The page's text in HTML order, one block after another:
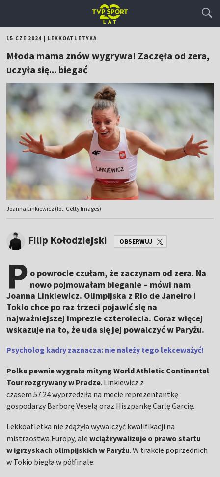
15 CZE 2024 LEKKOATLETYKA
Młoda mama znów wygrywa! Zaczęła od zera,
uczyła się... biegać
Joanna Linkiewicz (fot. Getty Images)
Filip Kołodziejski OBSERWUJ
P o powrocie czułam, że zaczynam od zera. Na
nowo pojmowałam bieganie – mówi nam
Joanna Linkiewicz. Olimpijska z Rio de Janeiro i
Tokio chce po raz trzeci pojawić się na
najważniejszej imprezie czterolecia. Coraz więcej
wskazuje na to, że uda się jej powalczyć w Paryżu.
Psycholog kadry zaznacza: nie należy tego lekceważyć!
Polka pewnie wygrała mityng World Athletic Continental
Tour rozgrywany w Pradze. Linkiewicz z
czasem 57.24 wyprzedziła na mecie reprezentantkę
gospodarzy Barborę Veselą oraz Hiszpankę Carlę Garcię.
Lekkoatletka nie zdążyła wywalczyć kwalifikacji na
mistrzostwa Europy, alewciąż rywalizuje o prawo startu
w igrzyskach olimpijskich w Paryżu. W trakcie poprzednich
w Tokio biegła w półfinale.